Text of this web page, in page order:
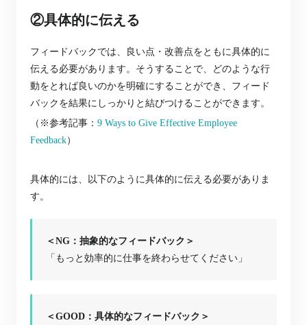
②具体的に伝える
フィードバックでは、良い点・改善点をともに具体的に
伝える必要があります。そうすることで、どのような行
動をとれば良いのかを明確にすることができ、フィード
バックを結果にしっかりと結びつけることができます。
（※参考記事： 9 Ways to Give Effective Employee
Feedback）
具体的には、以下のように具体的に伝える必要がありま
す。
＜NG：抽象的なフィードバック＞
「もっと効率的に仕事を終わらせてください」
＜GOOD：具体的なフィードバック＞